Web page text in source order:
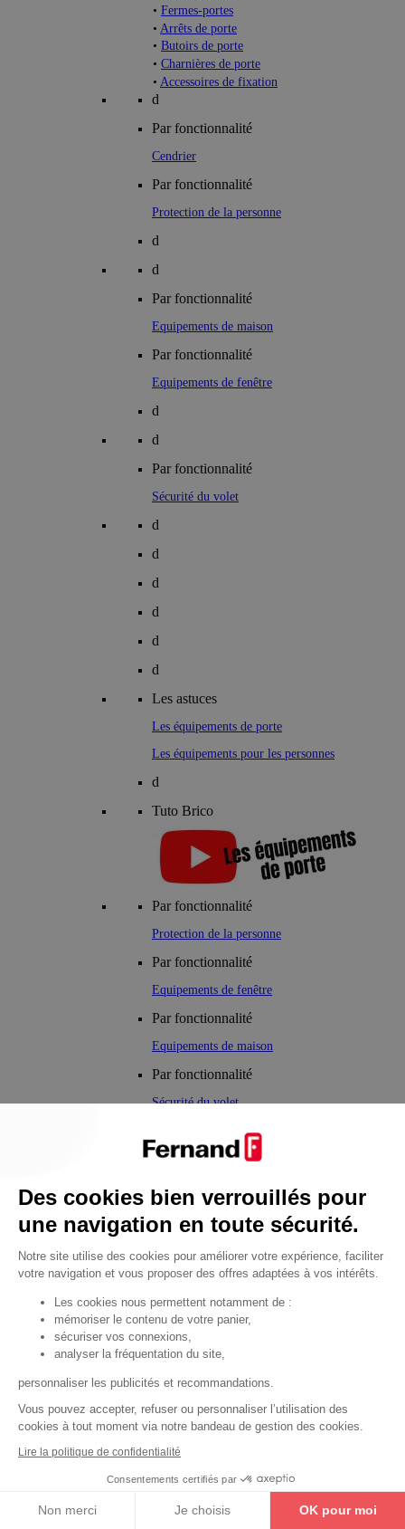
• Fermes-portes
• Arrêts de porte
• Butoirs de porte
• Charnières de porte
• Accessoires de fixation
d
Par fonctionnalité
Cendrier
Par fonctionnalité
Protection de la personne
d
d
Par fonctionnalité
Equipements de maison
Par fonctionnalité
Equipements de fenêtre
d
d
Par fonctionnalité
Sécurité du volet
d
d
d
d
d
d
Les astuces
Les équipements de porte
Les équipements pour les personnes
d
Tuto Brico
Par fonctionnalité
Protection de la personne
Par fonctionnalité
Equipements de fenêtre
Par fonctionnalité
Equipements de maison
Par fonctionnalité
Sécurité du volet
Par fonctionnalité
Cendrier
Par fonctionnalité
Equipements de porte
•Judas de porte
Fermes-portes
•Arrêts de porte
•Butoirs de porte
• Charnières de porte
• Accessoires de fixation
Les astuces
Les équipements de porte
Les équipements pour les personnes
Des cookies bien verrouillés pour
une navigation en toute sécurité.
Notre site utilise des cookies pour améliorer votre expérience, faciliter
votre navigation et vous proposer des offres adaptées à vos intérêts.
Les cookies nous permettent notamment de :
mémoriser le contenu de votre panier,
sécuriser vos connexions,
analyser la fréquentation du site,
personnaliser les publicités et recommandations.
Vous pouvez accepter, refuser ou personnaliser l’utilisation des
cookies à tout moment via notre bandeau de gestion des cookies.
Lire la politique de confidentialité
Consentements certifiés par
Non merci Je choisis OK pour moi